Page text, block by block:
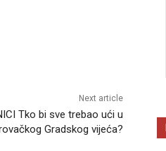
Next article
Tko bi sve trebao ući u
Gradskog vijeća?